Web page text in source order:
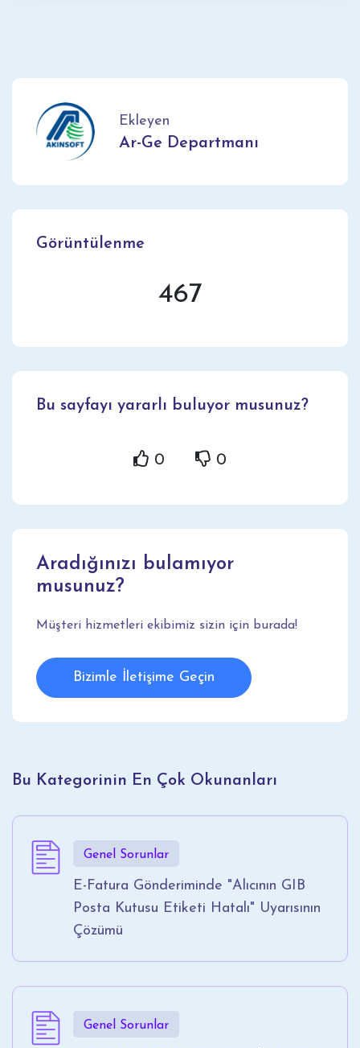
Ekleyen
Ar-Ge Departmanı
Görüntülenme
467
Bu sayfayı yararlı buluyor musunuz?
0 0
Aradığınızı bulamıyor
musunuz?
Müşteri hizmetleri ekibimiz sizin için burada!
Bizimle İletişime Geçin
Bu Kategorinin En Çok Okunanları
Genel Sorunlar
E-Fatura Gönderiminde "Alıcının GIB
Posta Kutusu Etiketi Hatalı" Uyarısının
Çözümü
Genel Sorunlar